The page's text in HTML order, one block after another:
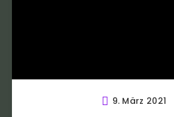
9. März 2021